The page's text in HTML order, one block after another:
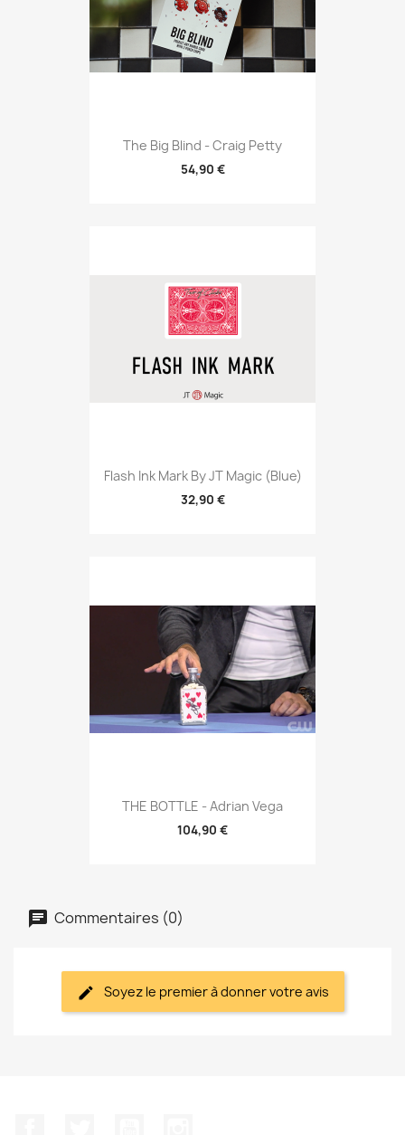
The Big Blind - Craig Petty
54,90 €
Flash Ink Mark By JT Magic (Blue)
32,90 €
THE BOTTLE - Adrian Vega
104,90 €
Commentaires (0)
Soyez le premier à donner votre avis